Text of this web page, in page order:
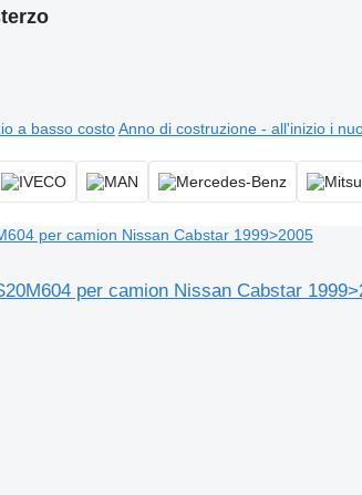
a basso costo Anno di costruzione - all'inizio i
per camion Nissan Cabstar